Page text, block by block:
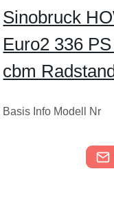
Sinobruck
Euro2 336
cbm
Basis Info Modell Nr